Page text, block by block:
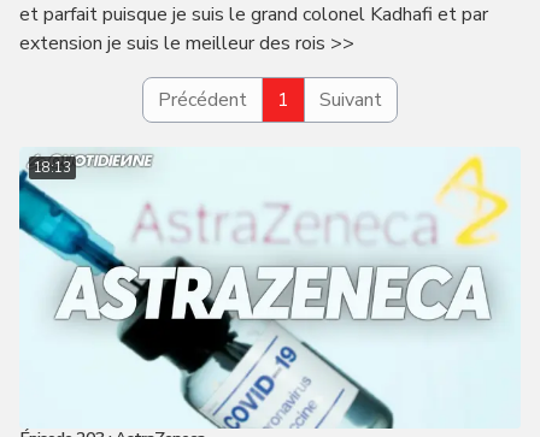
et parfait puisque je suis le grand colonel Kadhafi et par
extension je suis le meilleur des rois >>
Précédent 1 Suivant
18:13